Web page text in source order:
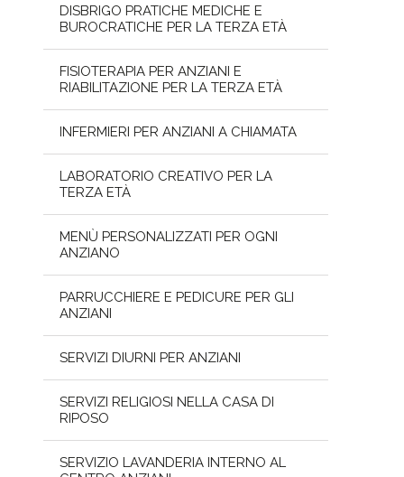
DISBRIGO PRATICHE MEDICHE E
BUROCRATICHE PER LA TERZA ETÀ
FISIOTERAPIA PER ANZIANI E
RIABILITAZIONE PER LA TERZA ETÀ
INFERMIERI PER ANZIANI A CHIAMATA
LABORATORIO CREATIVO PER LA
TERZA ETÀ
MENÙ PERSONALIZZATI PER OGNI
ANZIANO
PARRUCCHIERE E PEDICURE PER GLI
ANZIANI
SERVIZI DIURNI PER ANZIANI
SERVIZI RELIGIOSI NELLA CASA DI
RIPOSO
SERVIZIO LAVANDERIA INTERNO AL